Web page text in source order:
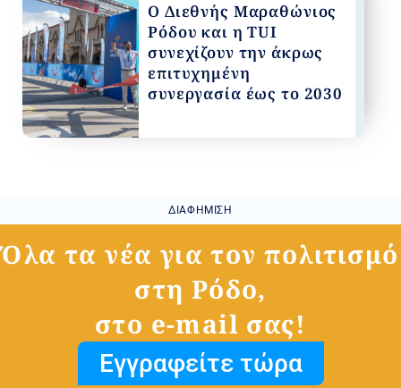
Ο Διεθνής Μαραθώνιος
Ρόδου και η TUI
συνεχίζουν την άκρως
επιτυχημένη
συνεργασία έως το 2030
ΔΙΑΦΉΜΙΣΗ
Όλα τα νέα για τον πολιτισμό
στη Ρόδο,
στο e-mail σας!
Εγγραφείτε τώρα